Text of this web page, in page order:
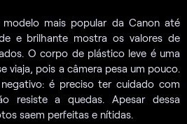
mais popular da Canon até
e brilhante mostra os valores de
O corpo de plástico leve é uma
viaja, pois a câmera pesa um pouco.
é preciso ter cuidado com
resiste a quedas. Apesar dessa
saem perfeitas e nítidas.